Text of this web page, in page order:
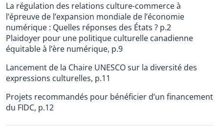
La régulation des relations culture-commerce à
l’épreuve de l’expansion mondiale de l’économie
numérique : Quelles réponses des États ? p.2
Plaidoyer pour une politique culturelle canadienne
équitable à l’ère numérique, p.9
Lancement de la Chaire UNESCO sur la diversité des
expressions culturelles, p.11
Projets recommandés pour bénéficier d’un financement
du FIDC, p.12